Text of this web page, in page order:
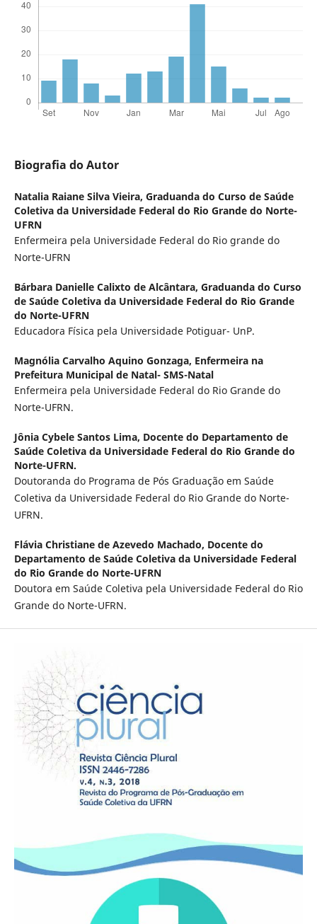
Biografia do Autor
Natalia Raiane Silva Vieira, Graduanda do Curso de Saúde
Coletiva da Universidade Federal do Rio Grande do Norte-
UFRN
Enfermeira pela Universidade Federal do Rio grande do
Norte-UFRN
Bárbara Danielle Calixto de Alcântara, Graduanda do Curso
de Saúde Coletiva da Universidade Federal do Rio Grande
do Norte-UFRN
Educadora Física pela Universidade Potiguar- UnP.
Magnólia Carvalho Aquino Gonzaga, Enfermeira na
Prefeitura Municipal de Natal- SMS-Natal
Enfermeira pela Universidade Federal do Rio Grande do
Norte-UFRN.
Jônia Cybele Santos Lima, Docente do Departamento de
Saúde Coletiva da Universidade Federal do Rio Grande do
Norte-UFRN.
Doutoranda do Programa de Pós Graduação em Saúde
Coletiva da Universidade Federal do Rio Grande do Norte-
UFRN.
Flávia Christiane de Azevedo Machado, Docente do
Departamento de Saúde Coletiva da Universidade Federal
do Rio Grande do Norte-UFRN
Doutora em Saúde Coletiva pela Universidade Federal do Rio
Grande do Norte-UFRN.